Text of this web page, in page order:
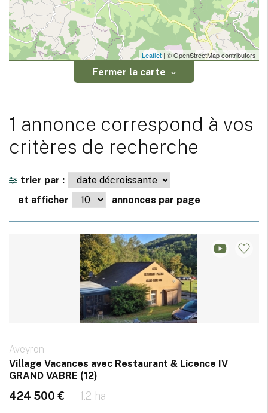
Leaflet | © OpenStreetMap contributors
Fermer la carte
1 annonce correspond à vos
critères de recherche
trier par :
et afficher
annonces par page
Aveyron
Village Vacances avec Restaurant & Licence IV
GRAND VABRE (12)
424 500 € 1.2 ha